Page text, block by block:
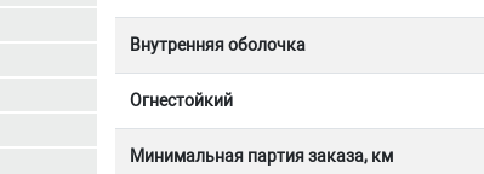
Внутренняя оболочка
Огнестойкий
Минимальная партия заказа, км